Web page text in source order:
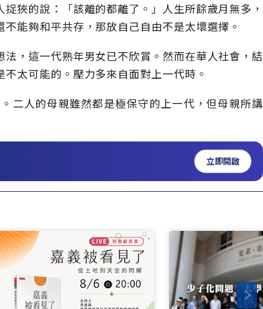
狹的說：「該離的都離了。」人生所餘歲月無多，
能夠和平共存，那放自己自由不是太壞選擇。
法，這一代熟年男女已不欣賞。然而在華人社會，結
太可能的。壓力多來自面對上一代時。
二人的母親雖然都是極保守的上一代，但母親所講
立即開啟